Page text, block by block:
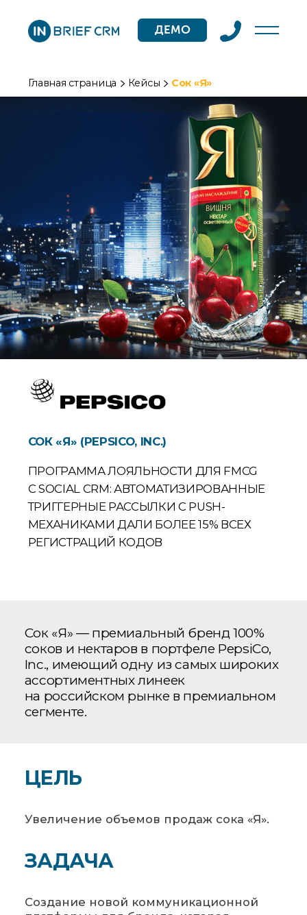
ДЕМО
Главная страница Кейсы Сок «Я»
СОК «Я» (PEPSICO, INC.)
ПРОГРАММА ЛОЯЛЬНОСТИ ДЛЯ FMCG
С SOCIAL CRM: АВТОМАТИЗИРОВАННЫЕ
ТРИГГЕРНЫЕ РАССЫЛКИ С PUSH-
МЕХАНИКАМИ ДАЛИ БОЛЕЕ 15% ВСЕХ
РЕГИСТРАЦИЙ КОДОВ
Сок «Я» — премиальный бренд 100%
соков и нектаров в портфеле PepsiCo,
Inc., имеющий одну из самых широких
ассортиментных линеек
на российском рынке в премиальном
сегменте.
ЦЕЛЬ
Увеличение объемов продаж сока «Я».
ЗАДАЧА
Создание новой коммуникационной